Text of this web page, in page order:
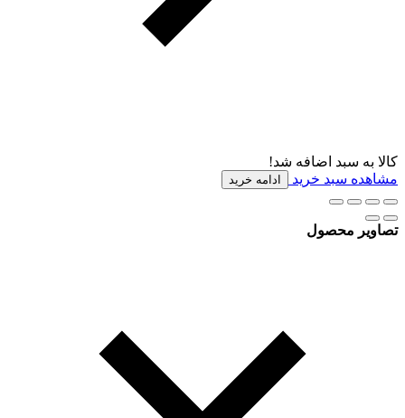
کالا به سبد اضافه شد!
مشاهده سبد خرید
ادامه خرید
تصاویر محصول